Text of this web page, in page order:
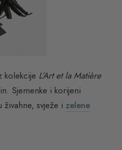
kolekcije L’Art et la Matière
Sjemenke i korijeni
živahne, svježe i zelene